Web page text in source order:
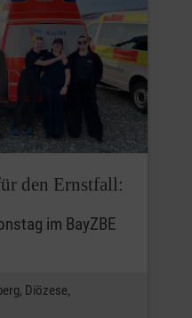
den Ernstfall:
im BayZBE
Diözese,